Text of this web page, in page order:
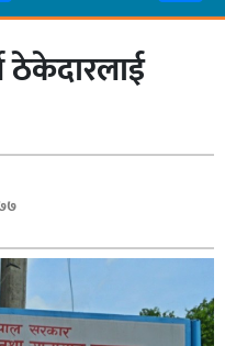
ठेकेदारलाई